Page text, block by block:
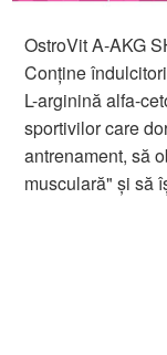
OstroVit A-AKG
Conține
L-arginină alfa-
sportivilor care
antrenament, să
musculară" și să